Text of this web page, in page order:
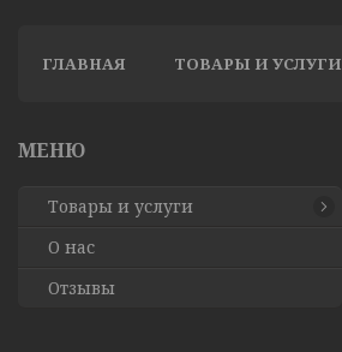
ГЛАВНАЯ ТОВАРЫ И УСЛУГИ
Товары и услуги
О нас
Отзывы